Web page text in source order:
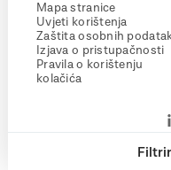
Mapa stranice
Uvjeti korištenja
Zaštita osobnih
Izjava o pristupačnosti
Pravila o korištenju
kolačića